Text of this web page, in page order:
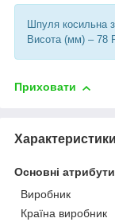
Шпуля косильна
Висота (мм) – 78
Приховати
Характеристики
Основні атрибути
Виробник
Країна виробник